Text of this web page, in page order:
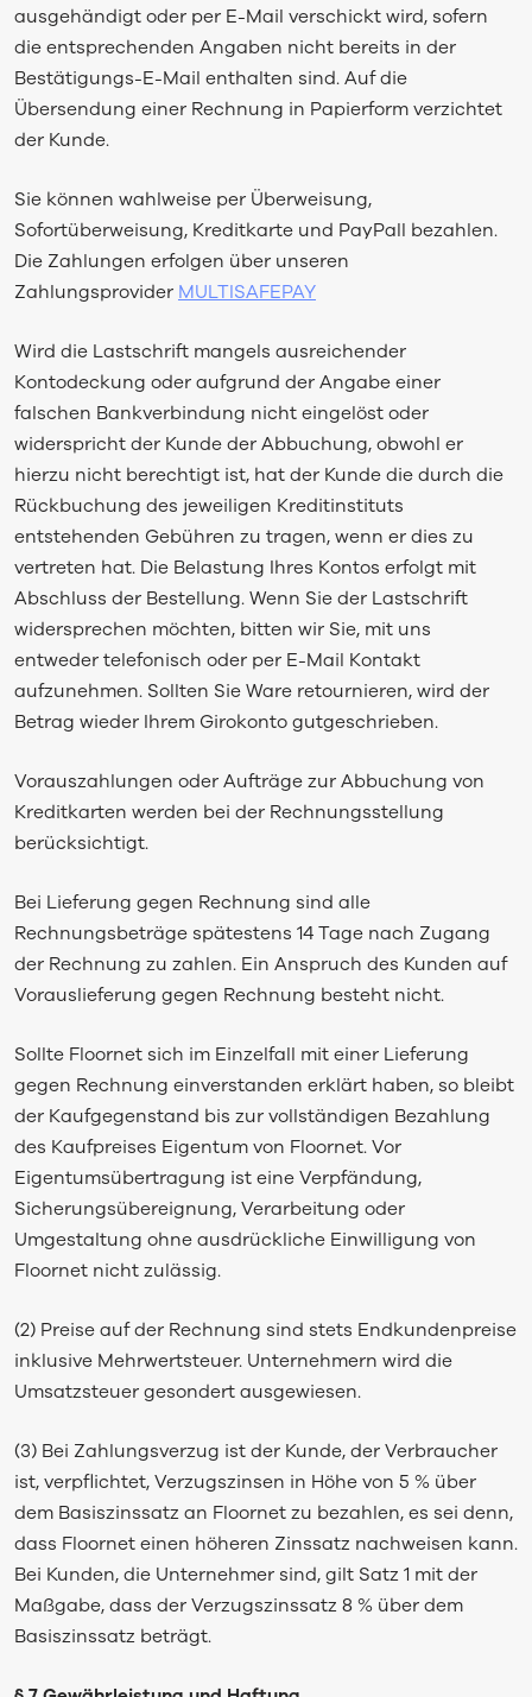
ausgehändigt oder per E-Mail verschickt wird, sofern
die entsprechenden Angaben nicht bereits in der
Bestätigungs-E-Mail enthalten sind. Auf die
Übersendung einer Rechnung in Papierform verzichtet
der Kunde.
Sie können wahlweise per Überweisung,
Sofortüberweisung, Kreditkarte und PayPall bezahlen.
Die Zahlungen erfolgen über unseren
Zahlungsprovider MULTISAFEPAY
Wird die Lastschrift mangels ausreichender
Kontodeckung oder aufgrund der Angabe einer
falschen Bankverbindung nicht eingelöst oder
widerspricht der Kunde der Abbuchung, obwohl er
hierzu nicht berechtigt ist, hat der Kunde die durch die
Rückbuchung des jeweiligen Kreditinstituts
entstehenden Gebühren zu tragen, wenn er dies zu
vertreten hat. Die Belastung Ihres Kontos erfolgt mit
Abschluss der Bestellung. Wenn Sie der Lastschrift
widersprechen möchten, bitten wir Sie, mit uns
entweder telefonisch oder per E-Mail Kontakt
aufzunehmen. Sollten Sie Ware retournieren, wird der
Betrag wieder Ihrem Girokonto gutgeschrieben.
Vorauszahlungen oder Aufträge zur Abbuchung von
Kreditkarten werden bei der Rechnungsstellung
berücksichtigt.
Bei Lieferung gegen Rechnung sind alle
Rechnungsbeträge spätestens 14 Tage nach Zugang
der Rechnung zu zahlen. Ein Anspruch des Kunden auf
Vorauslieferung gegen Rechnung besteht nicht.
Sollte Floornet sich im Einzelfall mit einer Lieferung
gegen Rechnung einverstanden erklärt haben, so bleibt
der Kaufgegenstand bis zur vollständigen Bezahlung
des Kaufpreises Eigentum von Floornet. Vor
Eigentumsübertragung ist eine Verpfändung,
Sicherungsübereignung, Verarbeitung oder
Umgestaltung ohne ausdrückliche Einwilligung von
Floornet nicht zulässig.
(2) Preise auf der Rechnung sind stets Endkundenpreise
inklusive Mehrwertsteuer. Unternehmern wird die
Umsatzsteuer gesondert ausgewiesen.
(3) Bei Zahlungsverzug ist der Kunde, der Verbraucher
ist, verpflichtet, Verzugszinsen in Höhe von 5 % über
dem Basiszinssatz an Floornet zu bezahlen, es sei denn,
dass Floornet einen höheren Zinssatz nachweisen kann.
Bei Kunden, die Unternehmer sind, gilt Satz 1 mit der
Maßgabe, dass der Verzugszinssatz 8 % über dem
Basiszinssatz beträgt.